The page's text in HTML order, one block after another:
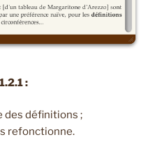
:
des définitions ;
refonctionne.